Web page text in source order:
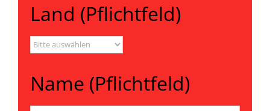
Land (Pflichtfeld)
Name (Pflichtfeld)